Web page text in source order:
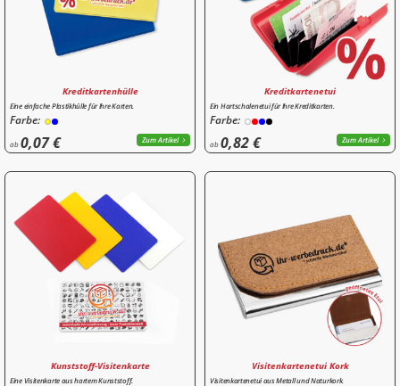
Kreditkartenhülle
Eine einfache Plastikhülle für Ihre Karten.
Farbe:
ab0,07 € Zum Artikel
Kreditkartenetui
Ein Hartschalenetui für Ihre Kreditkarten.
Farbe:
ab0,82 € Zum Artikel
Kunststoff-Visitenkarte
Eine Visitenkarte aus hartem Kunststoff.
Visitenkartenetui Kork
Visitenkartenetui aus Metall und Naturkork.